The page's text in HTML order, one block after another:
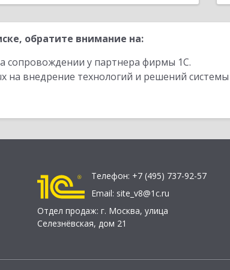
обратите внимание на:
сопровождении у партнера фирмы 1С.
на внедрение технологий и решений
Телефон: +7 (495) 737-92-57
Email: site_v8@1c.ru
Отдел продаж: г. Москва, улица
Селезнёвская, дом 21